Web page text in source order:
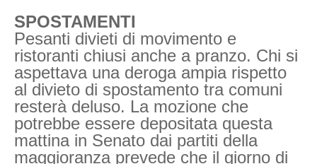
SPOSTAMENTI
Pesanti divieti di movimento e
ristoranti chiusi anche a pranzo. Chi si
aspettava una deroga ampia rispetto
al divieto di spostamento tra comuni
resterà deluso. La mozione che
potrebbe essere depositata questa
mattina in Senato dai partiti della
maggioranza prevede che il giorno di